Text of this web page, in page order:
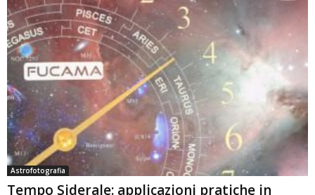
Astrofotografia
Tempo Siderale: applicazioni pratiche in